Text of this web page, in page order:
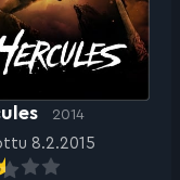
2014
8.2.2015